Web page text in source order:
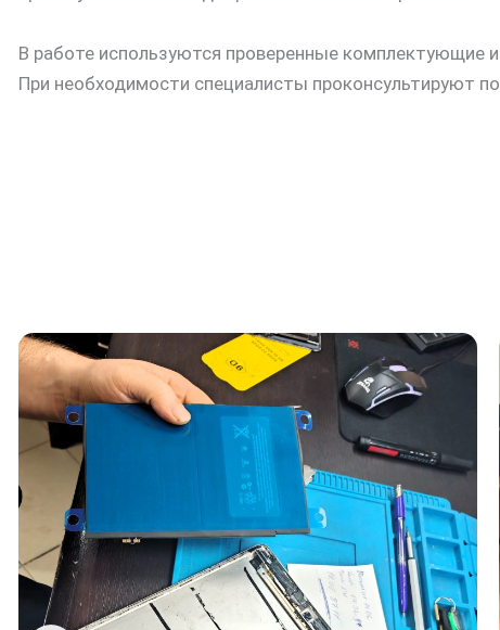
В работе используются проверенные комплектующие
При необходимости специалисты проконсультируют